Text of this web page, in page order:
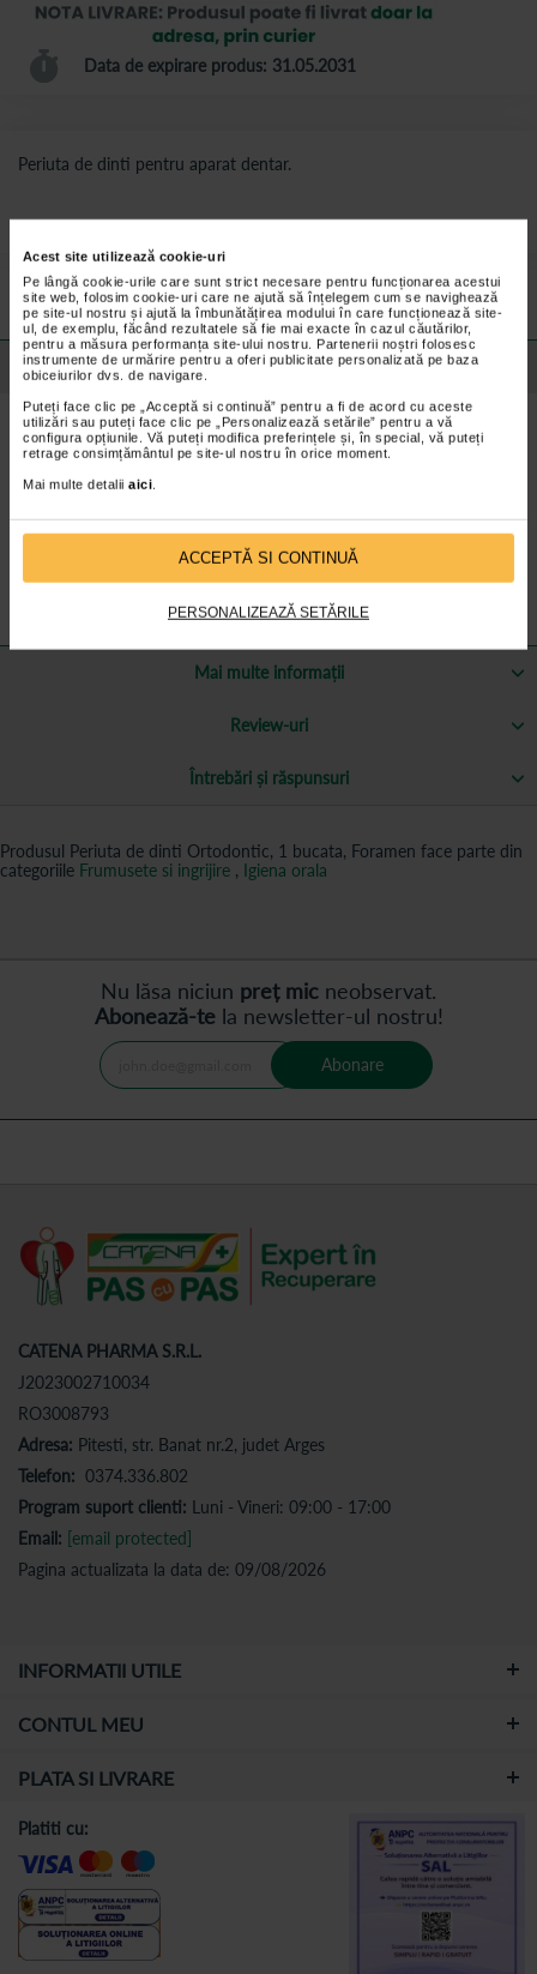
Acest site utilizează cookie-uri
Pe lângă cookie-urile care sunt strict necesare pentru funcționarea acestui
site web, folosim cookie-uri care ne ajută să înțelegem cum se navighează
pe site-ul nostru și ajută la îmbunătățirea modului în care funcționează site-
ul, de exemplu, făcând rezultatele să fie mai exacte în cazul căutărilor,
pentru a măsura performanța site-ului nostru. Partenerii noștri folosesc
instrumente de urmărire pentru a oferi publicitate personalizată pe baza
obiceiurilor dvs. de navigare.
Puteți face clic pe „Acceptă si continuă” pentru a fi de acord cu aceste
utilizări sau puteți face clic pe „Personalizează setările” pentru a vă
configura opțiunile. Vă puteți modifica preferințele și, în special, vă puteți
retrage consimțământul pe site-ul nostru în orice moment.
Mai multe detalii aici
ACCEPTĂ SI CONTINUĂ
PERSONALIZEAZĂ SETĂRILE
Data de expirare produs: 31.05.2031
Periuta de dinti pentru aparat dentar.
Preturile si promotiile afisate pe site in dreptul fiecarui produs sunt
valabile pentru comenzile efectuate online.
Detalii despre produs
Beneficii Periuta de dinti, Foramen:
Conturul unghiular al filamentelor este potrivit structurii bratelor
aparatului dentar.
Filamentele netede si rotunjite, non-abrazive, curata in
profunzime fara a zgaria smaltul sau a afecta tesutul gingiilor.
Prevazuta cu maner usor de manevrat si capac de protectie.
Mai multe informații
Review-uri
Întrebări și răspunsuri
Produsul Periuta de dinti Ortodontic, 1 bucata, Foramen face parte din
categoriile Frumusete si ingrijire , Igiena orala
Nu lăsa niciun preț mic neobservat.
Abonează-tela newsletter-ul nostru!
Abonare
CATENA PHARMA S.R.L.
J2023002710034
RO3008793
Adresa: Pitesti, str. Banat nr.2, judet Arges
Telefon: 0374.336.802
Program suport clienti: Luni - Vineri: 09:00 - 17:00
Email: [email protected]
Pagina actualizata la data de: 09/08/2026
INFORMATII UTILE
CONTUL MEU
PLATA SI LIVRARE
Platiti cu: